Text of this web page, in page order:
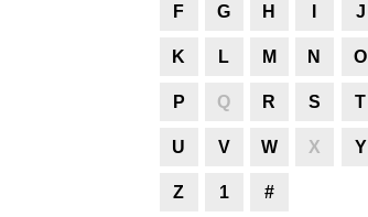
F G H J
K L M N O
P Q R S T
U V W X Y
Z 1 #